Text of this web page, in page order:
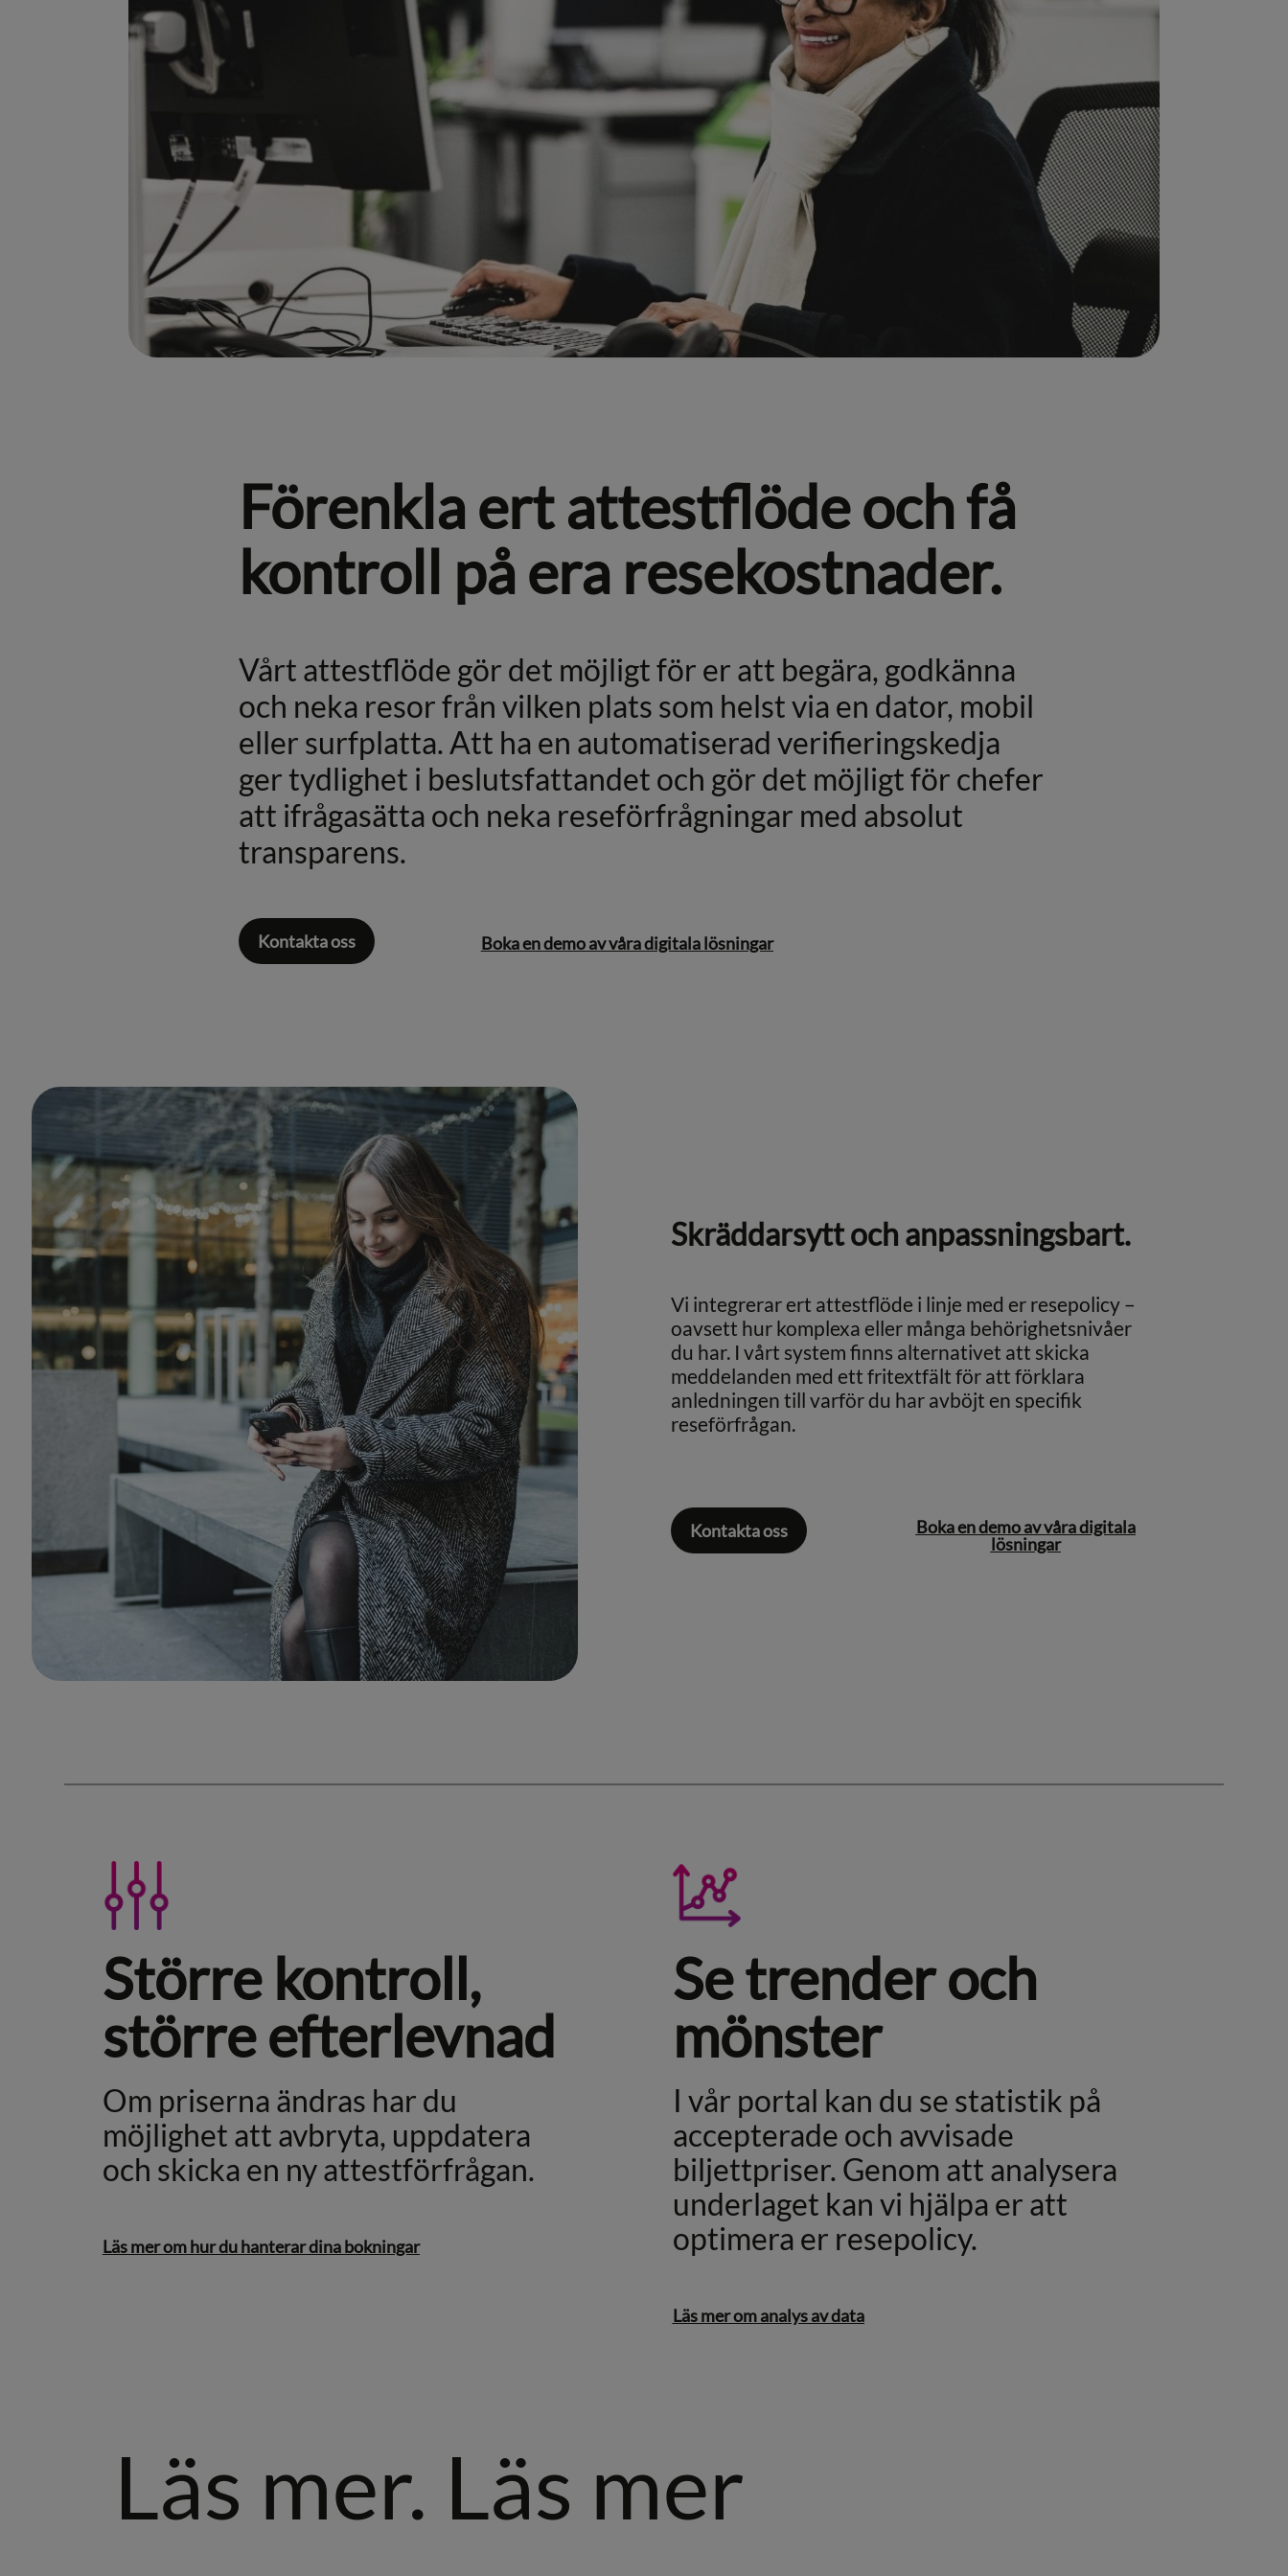
Förenkla ert attestflöde och få
kontroll på era resekostnader.
Vårt attestflöde gör det möjligt för er att begära, godkänna
och neka resor från vilken plats som helst via en dator, mobil
eller surfplatta. Att ha en automatiserad verifieringskedja
ger tydlighet i beslutsfattandet och gör det möjligt för chefer
att ifrågasätta och neka reseförfrågningar med absolut
transparens.
Kontakta oss Boka en demo av våra digitala lösningar
Skräddarsytt och anpassningsbart.
Vi integrerar ert attestflöde i linje med er resepolicy –
oavsett hur komplexa eller många behörighetsnivåer
du har. I vårt system finns alternativet att skicka
meddelanden med ett fritextfält för att förklara
anledningen till varför du har avböjt en specifik
reseförfrågan.
Kontakta oss
Boka en demo av våra digitala
lösningar
Större kontroll,
större efterlevnad
Om priserna ändras har du
möjlighet att avbryta, uppdatera
och skicka en ny attestförfrågan.
Läs mer om hur du hanterar dina bokningar
Se trender och
mönster
I vår portal kan du se statistik på
accepterade och avvisade
biljettpriser. Genom att analysera
underlaget kan vi hjälpa er att
optimera er resepolicy.
Läs mer om analys av data
Läs mer. Läs mer